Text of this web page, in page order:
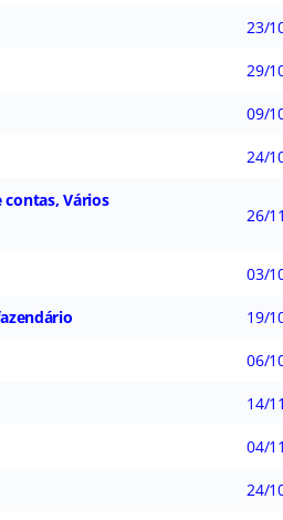
23/
29/
09/
24/
Vários
26/
03/
19/
06/
14/
04/
24/